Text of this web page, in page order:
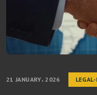
21 JANUARY، 2026